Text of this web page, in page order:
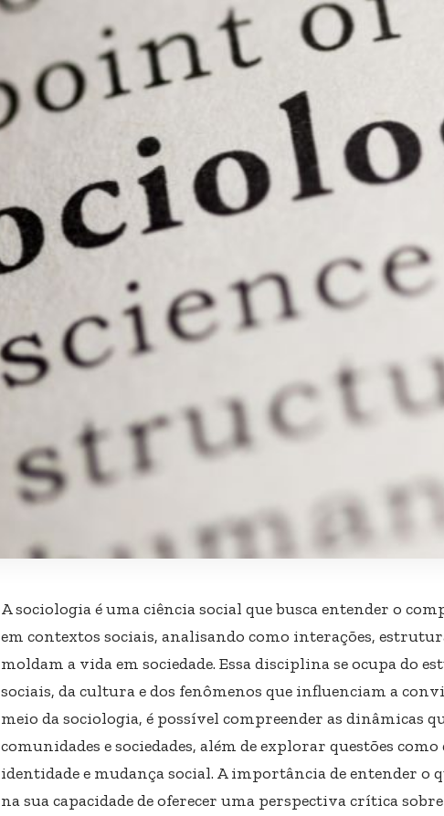
A sociologia é uma ciência social que busca entender o
em contextos sociais, analisando como interações,
moldam a vida em sociedade. Essa disciplina se ocupa do
sociais, da cultura e dos fenômenos que influenciam a
meio da sociologia, é possível compreender as dinâmicas
comunidades e sociedades, além de explorar questões como
identidade e mudança social. A importância de entender o
na sua capacidade de oferecer uma perspectiva crítica